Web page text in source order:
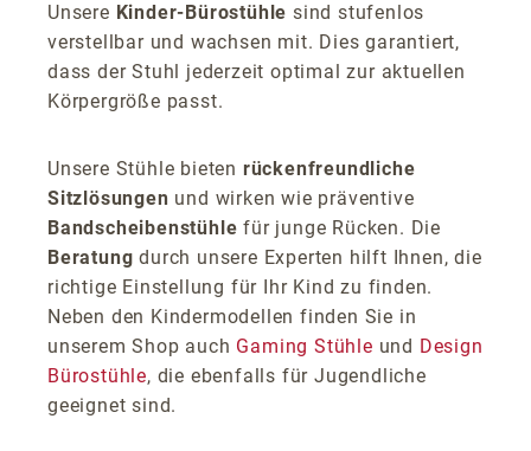
Unsere Kinder-Bürostühle sind stufenlos
verstellbar und wachsen mit. Dies garantiert,
dass der Stuhl jederzeit optimal zur aktuellen
Körpergröße passt.
Unsere Stühle bieten rückenfreundliche
Sitzlösungen und wirken wie präventive
Bandscheibenstühle für junge Rücken. Die
Beratung durch unsere Experten hilft Ihnen, die
richtige Einstellung für Ihr Kind zu finden.
Neben den Kindermodellen finden Sie in
unserem Shop auch Gaming Stühle und Design
Bürostühle, die ebenfalls für Jugendliche
geeignet sind.